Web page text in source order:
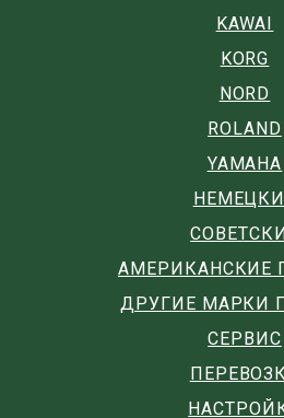
KAWAI
KORG
NORD
ROLAND
YAMAHA
АМЕРИКАНСКИЕ
ДРУГИЕ МАРКИ
СЕРВИС